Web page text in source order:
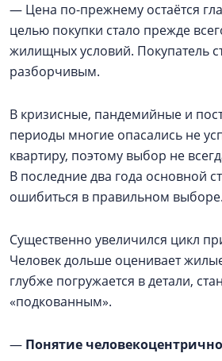
— Цена по-прежнему остаётся
целью покупки стало прежде
жилищных условий. Покупатель
разборчивым.
В кризисные, пандемийные и
периоды многие опасались не
квартиру, поэтому выбор не
В последние два года основной
ошибиться в правильном выборе.
Существенно увеличился цикл
Человек дольше оценивает
глубже погружается в детали,
«подкованным».
— Понятие